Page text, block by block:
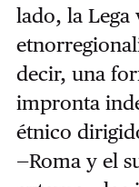
lado, la Lega
decir, una
impronta
étnico
—Roma y el